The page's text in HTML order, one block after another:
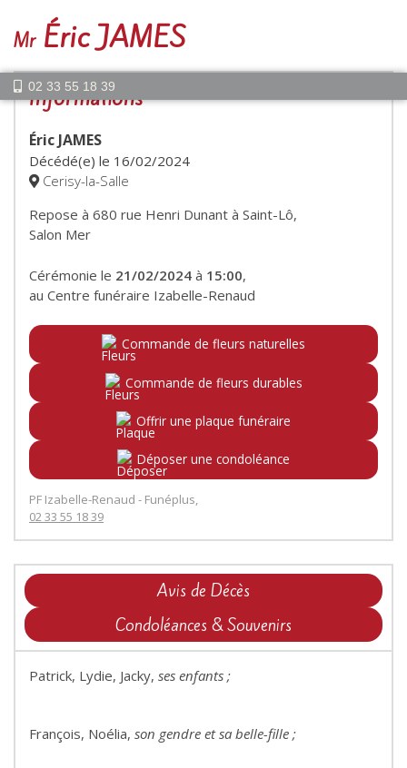
02 33 55 18 39
MrÉric JAMES
Informations
Éric JAMES
Décédé(e) le 16/02/2024
Cerisy-la-Salle
Repose à 680 rue Henri Dunant à Saint-Lô,
Salon Mer
Cérémonie le 21/02/2024 à 15:00,
au Centre funéraire Izabelle-Renaud
Commande de fleurs naturelles
Commande de fleurs durables
Offrir une plaque funéraire
Déposer une condoléance
PF Izabelle-Renaud - Funéplus,
02 33 55 18 39
Avis de Décès
Condoléances & Souvenirs
Patrick, Lydie, Jacky, ses enfants ;
François, Noélia, son gendre et sa belle-fille ;